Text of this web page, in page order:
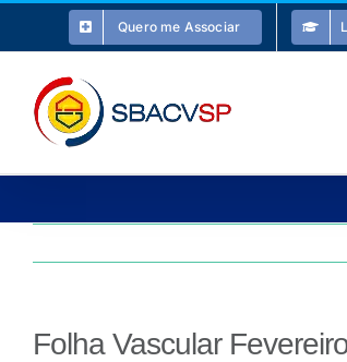
o
conteúdo
Quero me Associar
Folha Vascular